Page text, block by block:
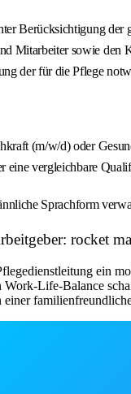
Berücksichtigung
Mitarbeiter sowie den
der für die Pflege
(m/w/d) oder
eine vergleichbare
Sprachform
rocket
ein
Life-Balance